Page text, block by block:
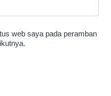
web saya pada peramban